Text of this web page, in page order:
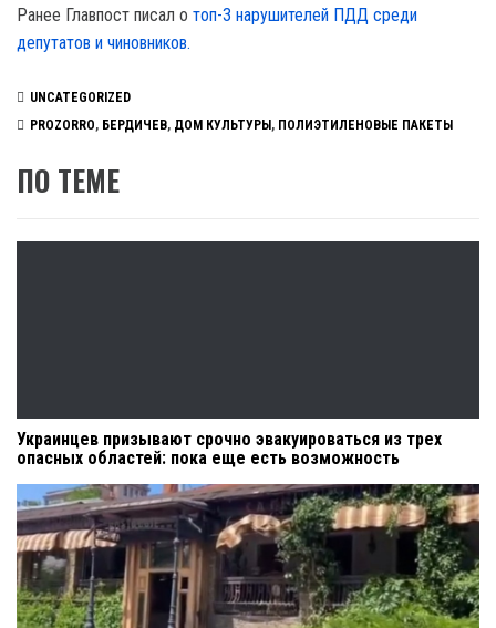
Ранее Главпост писал о топ-3 нарушителей ПДД среди
депутатов и чиновников.
UNCATEGORIZED
PROZORRO, БЕРДИЧЕВ, ДОМ КУЛЬТУРЫ , ПОЛИЭТИЛЕНОВЫЕ ПАКЕТЫ
ПО ТЕМЕ
Украинцев призывают срочно эвакуироваться из трех
опасных областей: пока еще есть возможность